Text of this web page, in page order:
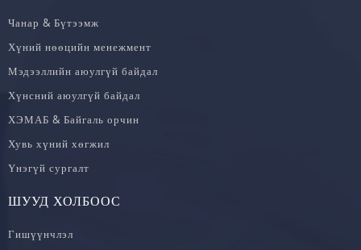
Чанар & Бүтээмж
Хүний нөөцийн менежмент
Мэдээллийн аюулгүй байдал
Хүнсний аюулгүй байдал
ХЭМАБ & Байгаль орчин
Хувь хүний хөгжил
Үнэгүй сургалт
ШУУД ХОЛБООС
Гишүүнчлэл